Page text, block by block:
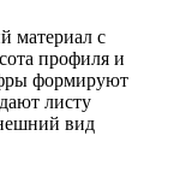
материал с
профиля и
формируют
листу
вид